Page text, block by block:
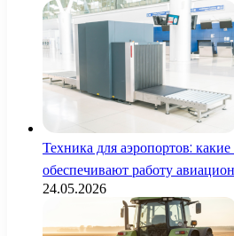
Техника для аэропортов:
обеспечивают работу
24.05.2026